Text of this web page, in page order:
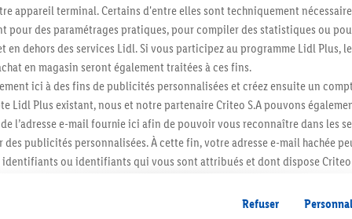
qui va bien au-delà de la simple cuisson
pouvez préparer avec cet appareil.
pour des plats asiatiques authentiques, riz complet nutritif,
peut aider à la première étape).
nombreuses céréales peuvent être cuites avec succès dans
vapeur, profitez-en pour cuire à la vapeur des légumes
méthode de cuisson saine qui préserve les nutriments.
une fonction mijotage, vous pouvez préparer des soupes
appareil terminal. Certains d'entre elles sont techniquement
pour des paramétrages pratiques, pour compiler des statistiques ou
en dehors des services Lidl. Si vous participez au programme Lidl Plus,
en magasin seront également traitées à ces fins.
ici à des fins de publicités personnalisées et créez ensuite un
Lidl Plus existant, nous et notre partenaire Criteo S.A pouvons
l’adresse e-mail fournie ici afin de pouvoir vous reconnaître dans les
publicités personnalisées. À cette fin, votre adresse e-mail hachée
identifiants ou identifiants qui vous sont attribués et dont dispose Criteo
(par exemple en plaçant le produit dans un panier d’un webshop
Refuser